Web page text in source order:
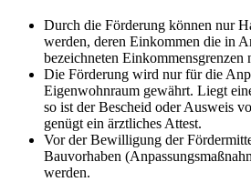
Durch die Förderung können nur
werden, deren Einkommen die in
bezeichneten Einkommensgrenzen
Die Förderung wird nur für die
Eigenwohnraum gewährt. Liegt
so ist der Bescheid oder Ausweis
genügt ein ärztliches Attest.
Vor der Bewilligung der
Bauvorhaben
werden.